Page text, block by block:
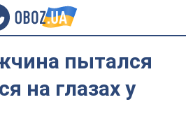
пытался
на глазах у